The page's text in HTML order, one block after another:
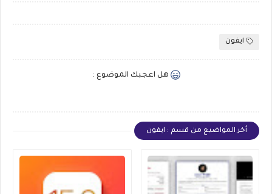
ايفون
هل اعجبك الموضوع :
أخر المواضيع من قسم : ايفون